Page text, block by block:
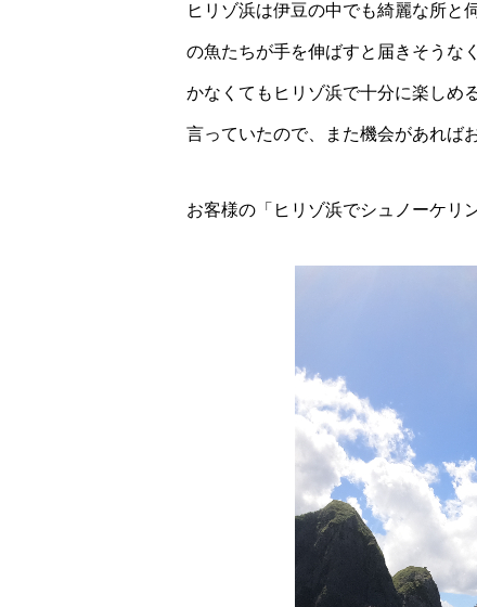
ヒリゾ浜は伊豆の中でも綺麗な所と
の魚たちが手を伸ばすと届きそうな
かなくてもヒリゾ浜で十分に楽しめ
言っていたので、また機会があれば
お客様の「ヒリゾ浜でシュノーケリ